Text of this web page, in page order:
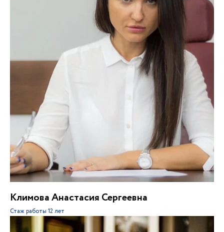
Климова Анастасия Сергеевна
Стаж работы 12 лет